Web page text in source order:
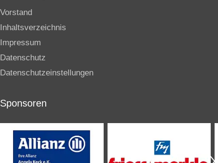
Vorstand
Inhaltsverzeichnis
Impressum
Datenschutz
Datenschutzeinstellungen
Sponsoren